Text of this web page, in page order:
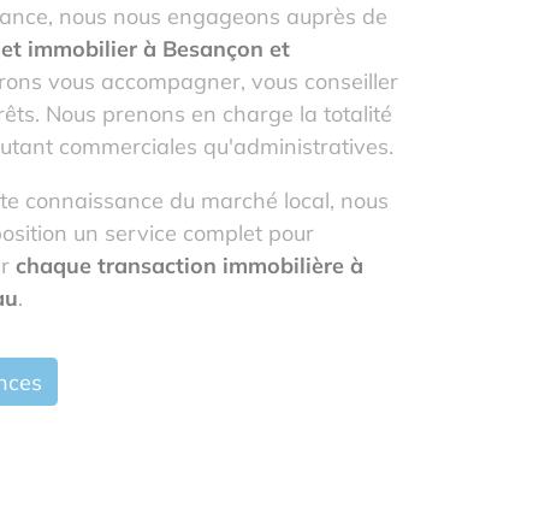
nous nous engageons auprès de
immobilier à Besançon et
vous accompagner, vous conseiller
Nous prenons en charge la totalité
commerciales qu'administratives.
connaissance du marché local, nous
un service complet pour
chaque transaction immobilière à
.